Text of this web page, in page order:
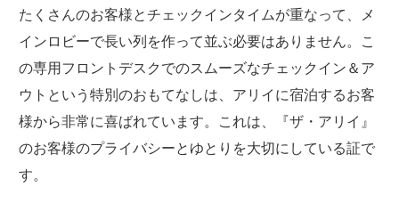
たくさんのお客様とチェックインタイムが重なって、メ
インロビーで長い列を作って並ぶ必要はありません。こ
の専用フロントデスクでのスムーズなチェックイン＆ア
ウトという特別のおもてなしは、アリイに宿泊するお客
様から非常に喜ばれています。これは、『ザ・アリイ』
のお客様のプライバシーとゆとりを大切にしている証で
す。